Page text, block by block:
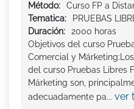
Método:
Curso FP a
Tematica:
PRUEBAS
Duración:
2000 horas
Objetivos del curso
Comercial y
del curso Pruebas Libres
Márketing son,
adecuadamente pa... ver